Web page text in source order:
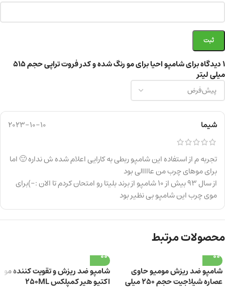
1 دیدگاه برای شامپو احیا برای مو رنگ شده و کدر فروت تراپی حجم 515
میلی لیتر
شیما 2023-10-10
تجربه م از استفاده این شامپو ربطی به کارایی اعلام شده ش نداره 🙂 اما
برای موهای چرب من عاااالی بود
از سال 93 بیش از 10 شامپو از برند بلیتا رو امتحان کردم تا الان :-)برای
موی چرب این شامپو بی نظیر بود
محصولات مرتبط
شامپو ضد ریزش مومیو حاوی
عصاره شیلاجیت حجم ۲۵۰ میلی
شامپو ضد ریزش و تقویت کننده مو
اکتیو هیر کمپلکس 250ML